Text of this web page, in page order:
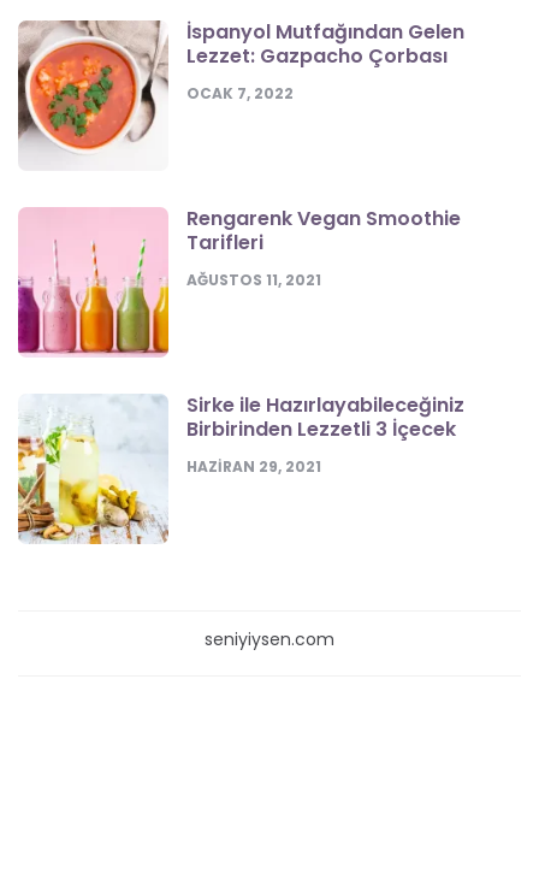
İspanyol Mutfağından Gelen
Lezzet: Gazpacho Çorbası
OCAK 7, 2022
Rengarenk Vegan Smoothie
Tarifleri
AĞUSTOS 11, 2021
Sirke ile Hazırlayabileceğiniz
Birbirinden Lezzetli 3 İçecek
HAZIRAN 29, 2021
seniyiysen.com